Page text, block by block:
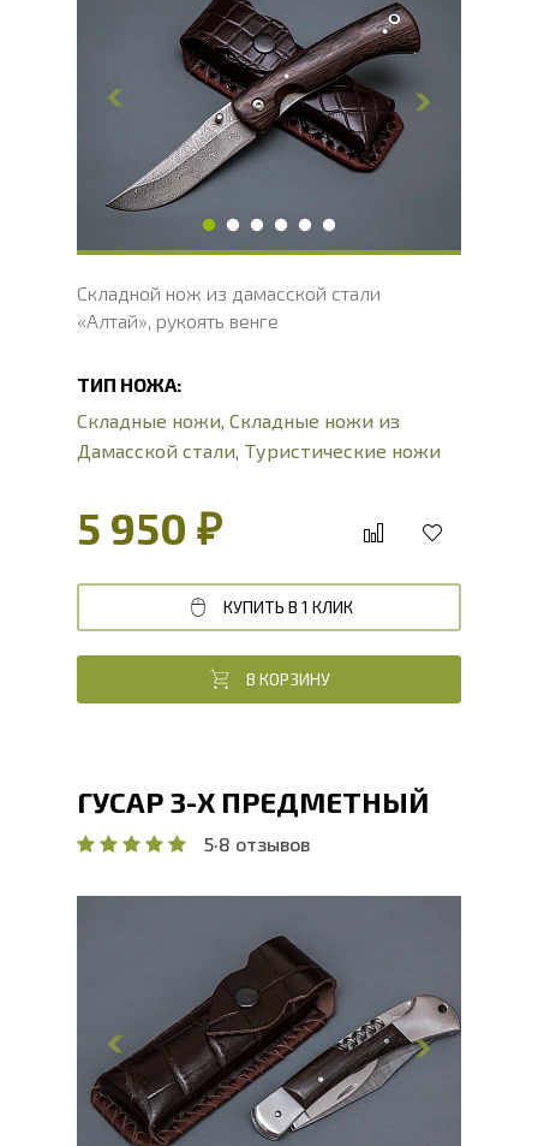
Общая длина, мм
223.6
Длина клинка, мм
94.2
Ширина клинка, мм
Толщина обуха, мм
Ширина рукояти, мм
26.6
Длина рукояти, мм
129.4
Толщина рукояти, мм
Твердость клинка, HRC
Складной нож из дамасской стали
«Алтай», рукоять венге
ТИП НОЖА:
Складные ножи, Складные ножи из
Дамасской стали, Туристические ножи
5 950 ₽
КУПИТЬ В 1 КЛИК
В КОРЗИНУ
ГУСАР 3-Х ПРЕДМЕТНЫЙ
5·8 отзывов
Длина клинка, мм
Ширина клинка, мм
23.3
Толщина обуха, мм
2.3
Ширина рукояти, мм
20.3
Длина рукояти, мм
Толщина рукояти, мм
Твердость клинка, HRC